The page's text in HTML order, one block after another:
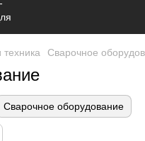
Сварочное
Сварочное оборудование